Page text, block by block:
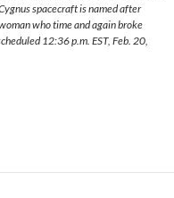
spacecraft is named after
who time and again broke
12:36 p.m. EST, Feb. 20,